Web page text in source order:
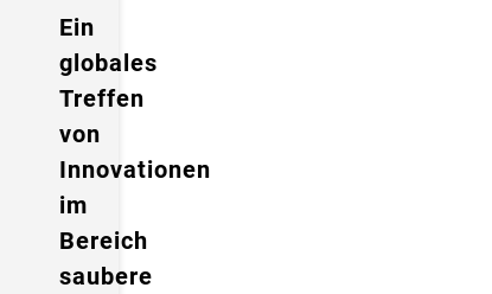
Ein
globales
Treffen
von
Innovationen
im
Bereich
saubere